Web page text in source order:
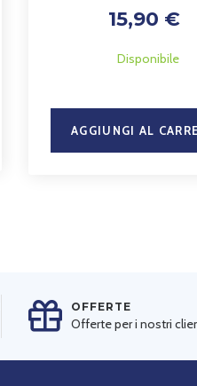
15,90 €
Disponibile
AGGIUNGI AL
OFFERTE
Offerte per i nostri